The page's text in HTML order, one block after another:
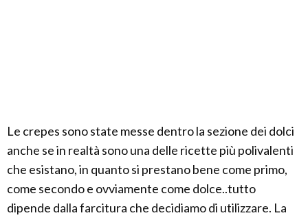
Le crepes sono state messe dentro la sezione dei dolci
anche se in realtà sono una delle ricette più polivalenti
che esistano, in quanto si prestano bene come primo,
come secondo e ovviamente come dolce..tutto
dipende dalla farcitura che decidiamo di utilizzare. La